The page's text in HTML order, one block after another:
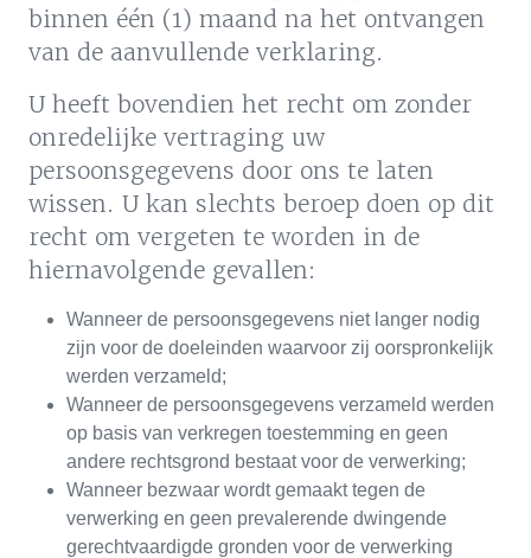
binnen één (1) maand na het ontvangen
van de aanvullende verklaring.
U heeft bovendien het recht om zonder
onredelijke vertraging uw
persoonsgegevens door ons te laten
wissen. U kan slechts beroep doen op dit
recht om vergeten te worden in de
hiernavolgende gevallen:
Wanneer de persoonsgegevens niet langer nodig
zijn voor de doeleinden waarvoor zij oorspronkelijk
werden verzameld;
Wanneer de persoonsgegevens verzameld werden
op basis van verkregen toestemming en geen
andere rechtsgrond bestaat voor de verwerking;
Wanneer bezwaar wordt gemaakt tegen de
verwerking en geen prevalerende dwingende
gerechtvaardigde gronden voor de verwerking